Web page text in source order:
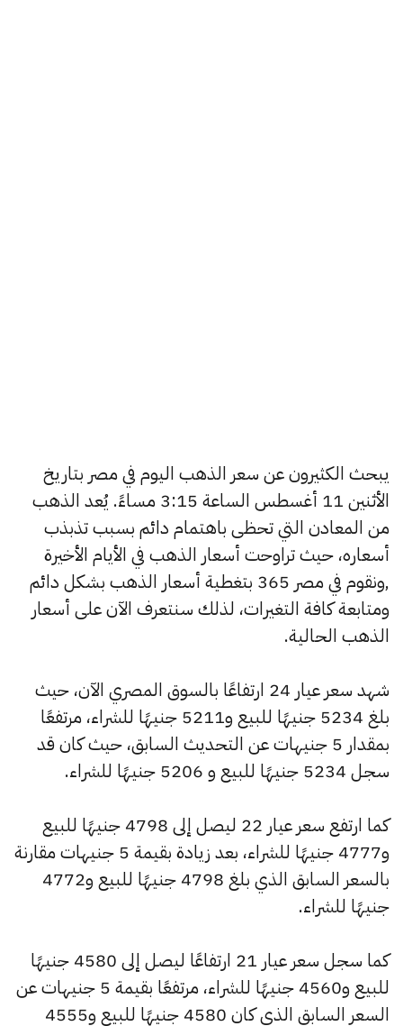
يبحث الكثيرون عن سعر الذهب اليوم في مصر بتاريخ
الأثنين 11 أغسطس الساعة 3:15 مساءً. يُعد الذهب
من المعادن التي تحظى باهتمام دائم بسبب تذبذب
أسعاره، حيث تراوحت أسعار الذهب في الأيام الأخيرة
,ونقوم في مصر 365 بتغطية أسعار الذهب بشكل دائم
ومتابعة كافة التغيرات، لذلك سنتعرف الآن على أسعار
الذهب الحالية.
شهد سعر عيار 24 ارتفاعًا بالسوق المصري الآن، حيث
بلغ 5234 جنيهًا للبيع و5211 جنيهًا للشراء، مرتفعًا
بمقدار 5 جنيهات عن التحديث السابق، حيث كان قد
سجل 5234 جنيهًا للبيع و 5206 جنيهًا للشراء.
كما ارتفع سعر عيار 22 ليصل إلى 4798 جنيهًا للبيع
و4777 جنيهًا للشراء، بعد زيادة بقيمة 5 جنيهات مقارنة
بالسعر السابق الذي بلغ 4798 جنيهًا للبيع و4772
جنيهًا للشراء.
كما سجل سعر عيار 21 ارتفاعًا ليصل إلى 4580 جنيهًا
للبيع و4560 جنيهًا للشراء، مرتفعًا بقيمة 5 جنيهات عن
السعر السابق الذي كان 4580 جنيهًا للبيع و4555